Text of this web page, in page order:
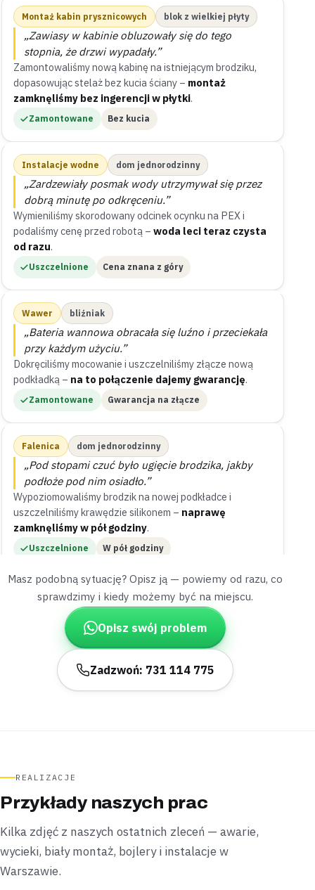
Montaż kabin prysznicowych blok z wielkiej płyty
„Zawiasy w kabinie obluzowały się do tego
stopnia, że drzwi wypadały.”
Zamontowaliśmy nową kabinę na istniejącym brodziku,
dopasowując stelaż bez kucia ściany – montaż
zamknęliśmy bez ingerencji w płytki.
Zamontowane Bez kucia
Instalacje wodne dom jednorodzinny
„Zardzewiały posmak wody utrzymywał się przez
dobrą minutę po odkręceniu.”
Wymieniliśmy skorodowany odcinek ocynku na PEX i
podaliśmy cenę przed robotą – woda leci teraz czysta
od razu.
Uszczelnione Cena znana z góry
Wawer bliźniak
„Bateria wannowa obracała się luźno i przeciekała
przy każdym użyciu.”
Dokręciliśmy mocowanie i uszczelniliśmy złącze nową
podkładką – na to połączenie dajemy gwarancję.
Zamontowane Gwarancja na złącze
Falenica dom jednorodzinny
„Pod stopami czuć było ugięcie brodzika, jakby
podłoże pod nim osiadło.”
Wypoziomowaliśmy brodzik na nowej podkładce i
uszczelniliśmy krawędzie silikonem – naprawę
zamknęliśmy w pół godziny.
Uszczelnione W pół godziny
Magnuszew dom z hydroforem
„Silnik hydroforu załączał się co chwilę, mimo
zakręconych zaworów w domu.”
Sprawdziliśmy całą instalację i znaleźliśmy pęknięte
podejście pod umywalką – uszczelniliśmy je i wymieniliśmy
fragment rury –naprawę zamknęliśmy w niespełna 2
„Grzałka w bojlerze wysiadła i woda robiła się co
najwyżej letnia.”
Wymieniliśmy grzałkę i zawór bezpieczeństwa,
korzystając z istniejącego podejścia w ścianie –
obeszło
się bez skuwania płytek.
Zamontowane Bez skuwania płytek
Masz podobną sytuację? Opisz ją — powiemy od razu, co
sprawdzimy i kiedy możemy być na miejscu.
Opisz swój problem
Zadzwoń: 731 114 775
REALIZACJE
Przykłady naszych prac
Kilka zdjęć z naszych ostatnich zleceń — awarie,
wycieki, biały montaż, bojlery i instalacje w
Warszawie.